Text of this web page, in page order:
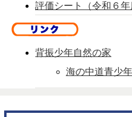
評価シート（令和６
背振少年自然の家
海の中道青少